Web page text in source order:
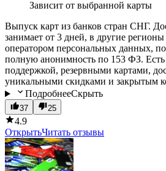
Зависит от выбранной карты
Выпуск карт из банков стран СНГ.
занимает от 3 дней, в другие
оператором персональных данных,
полную анонимность по 153 ФЗ. Есть
поддержкой, резервными картами,
уникальными скидками и закрытым
ПодробнееСкрыть
37 25
4.9
ОткрытьЧитать отзывы